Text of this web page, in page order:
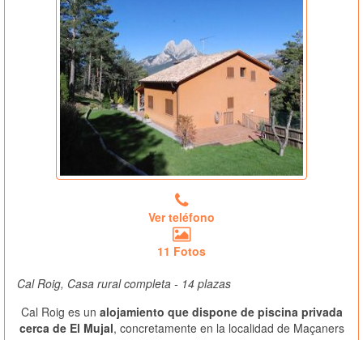
Ver teléfono
11 Fotos
Cal Roig, Casa rural completa - 14 plazas
Cal Roig es un alojamiento que dispone de piscina privada
cerca de El Mujal, concretamente en la localidad de Maçaners